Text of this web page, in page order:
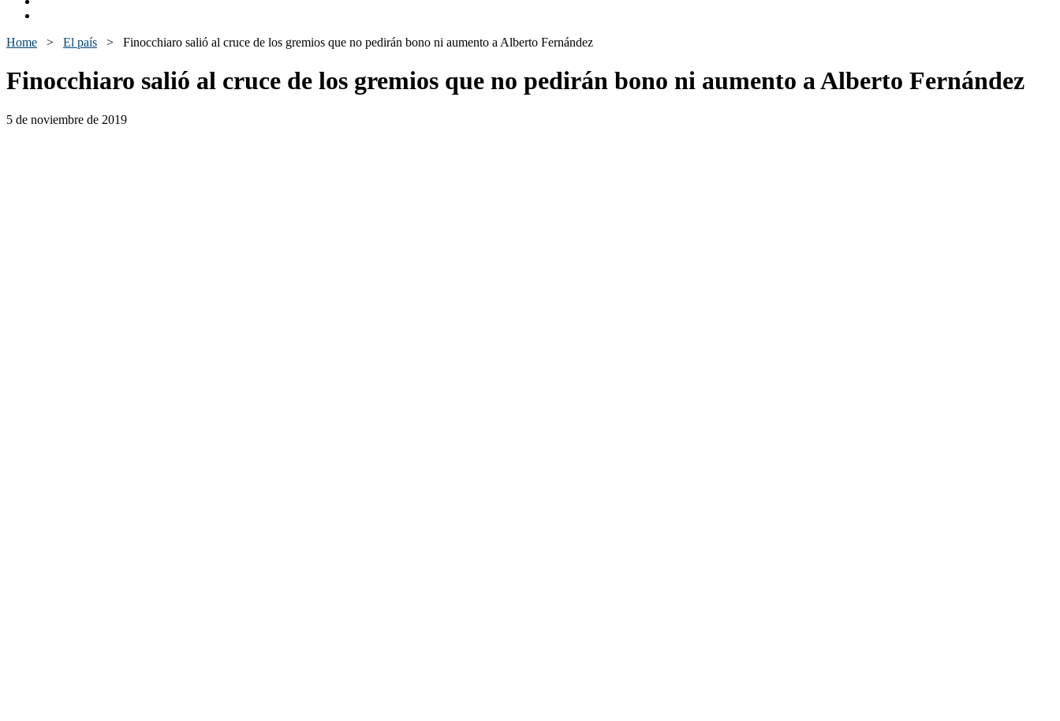
Home > El país > Finocchiaro salió al cruce de los gremios que no pedirán bono ni aumento a Alberto Fernández
Finocchiaro salió al cruce de los gremios que no pedirán bono ni aumento a Alberto Fernández
5 de noviembre de 2019